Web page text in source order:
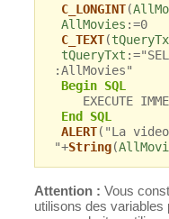
C_LONGINT(
AllMovies :=0
C_TEXT(
tQueryTxt
:AllMovies"
Begin SQL
EXECUTE
End SQL
ALERT("La
"+String(
Attention : Vous
utilisons des